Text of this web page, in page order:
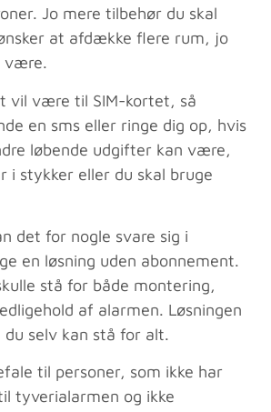
Jo mere tilbehør du skal
at afdække flere rum, jo
være.
vil være til SIM-kortet, så
en sms eller ringe dig op, hvis
løbende udgifter kan være,
i stykker eller du skal bruge
det for nogle svare sig i
en løsning uden abonnement.
stå for både montering,
af alarmen. Løsningen
selv kan stå for alt.
til personer, som ikke har
tyverialarmen og ikke